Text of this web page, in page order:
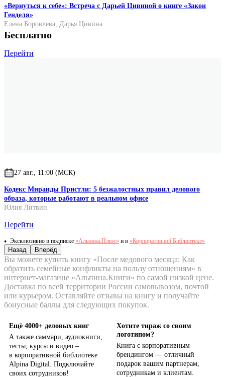
«Вернуться к себе»: Встреча с Дарьей Цивиной о книге «Закон
Генделя»
Елена Боровлева, Дарья Цивина
Бесплатно
Перейти
27 авг., 11:00 (МСК)
Кодекс Миранды Пристли: 5 безжалостных правил делового
образа, которые работают в реальном офисе
Юлия Литвин
Перейти
Эксклюзивно в подписке «Альпина.Плюс» и в «Корпоративной Библиотеке»
Назад Вперёд
Вы можете купить книгу «После медового месяца: Как
обратить семейные конфликты на пользу отношениям» в
интернет-магазине «Альпина.Книги» по самой низкой цене.
Доставка по всей территории России самовывозом, почтой
или курьером. Оставляйте отзывы на книгу и получайте
бонусные баллы для следующих покупок.
Ещё 4000+ деловых книг
А также саммари, аудиокниги,
тесты, курсы и видео –
в корпоративной библиотеке
Alpina Digital. Подключайте
своих сотрудников!
Хотите тираж со своим
логотипом?
Книга с корпоративным
брендингом — отличный
подарок вашим партнерам,
сотрудникам и клиентам.